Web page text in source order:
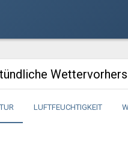
LUFTFEUCHTIGKEIT